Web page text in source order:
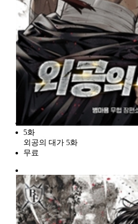
5화
외공의 대가 5화
무료